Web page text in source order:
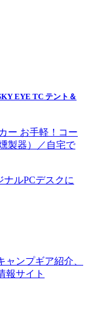
EYE TC テント＆
お手軽！コー
製器）／自宅で
ナルPCデスクに
ンプギア紹介、
報サイト